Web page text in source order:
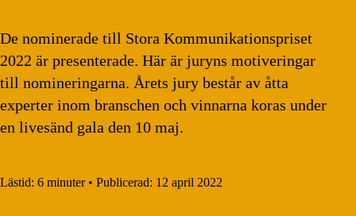
De nominerade till Stora Kommunikationspriset
2022 är presenterade. Här är juryns motiveringar
till nomineringarna. Årets jury består av åtta
experter inom branschen och vinnarna koras under
en livesänd gala den 10 maj.
Lästid: 6 minuter • Publicerad: 12 april 2022